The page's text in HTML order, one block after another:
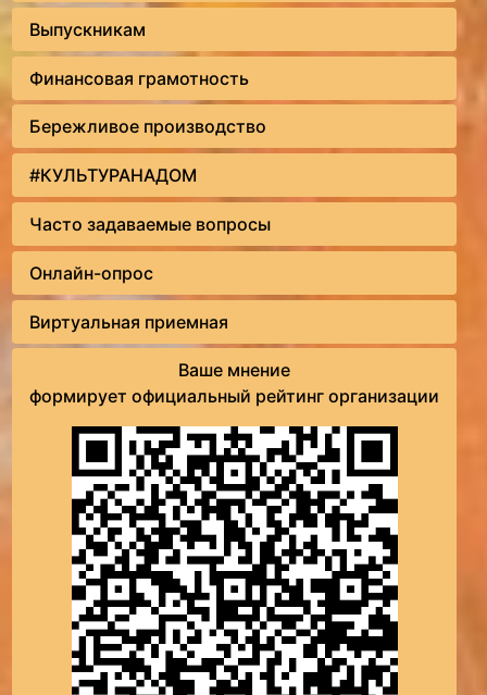
Выпускникам
Финансовая грамотность
Бережливое производство
#КУЛЬТУРАНАДОМ
Часто задаваемые вопросы
Онлайн-опрос
Виртуальная приемная
Ваше мнение
формирует официальный рейтинг организации